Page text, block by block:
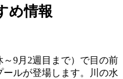
め情報
9月2週目まで）で目の前
ルが登場します。川の水